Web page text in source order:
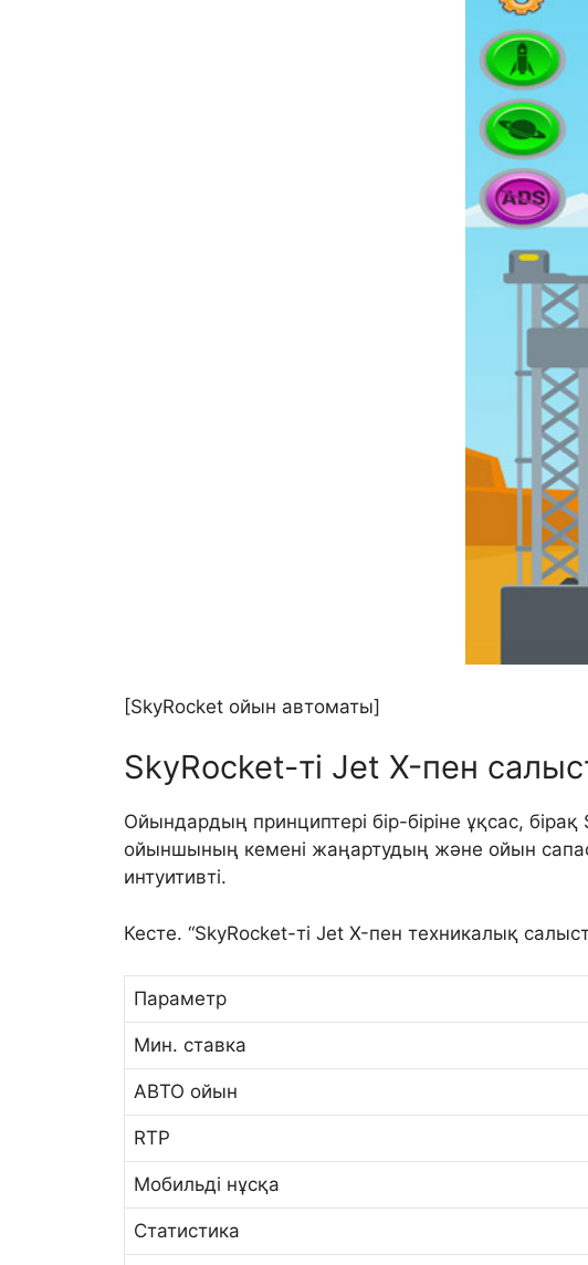
[SkyRocket ойын автоматы]
SkyRocket-ті Jet X-пен
Ойындардың принциптері бір-біріне ұқсас,
ойыншының кемені жаңартудың және ойын
интуитивті.
Кесте. “SkyRocket-ті Jet X-пен техникалық
Параметр
Мин. ставка
АВТО ойын
RTP
Мобильді нұсқа
Статистика